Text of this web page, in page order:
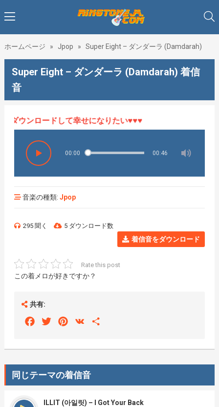
ホームページ » Jpop » Super Eight – ダンダーラ (Damdarah)
Super Eight – ダンダーラ (Damdarah) 着信
音
ンロードして幸せになりたい♥♥♥
00:00 00:46
音楽の種類: Jpop
295 聞く 5 ダウンロード数
着信音をダウンロード
Rate this post
この着メロが好きですか？
共有:
FacebookTwitterPinterest
VK
同じテーマの着信音
ILLIT (아일릿) – I Got Your Back